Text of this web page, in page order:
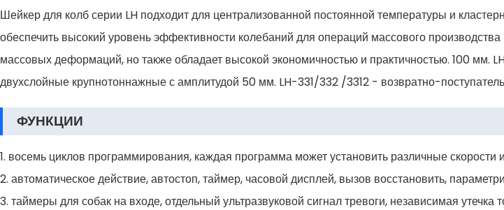
Шейкер для колб серии LH подходит для централизованной постоянной температуры и
обеспечить высокий уровень эффективности колебаний для операций массового
массовых деформаций, но также обладает высокой экономичностью и практичностью. 100
двухслойные крупнотоннажные с амплитудой 50 мм. LH-331/332 /3312 - возвратно-
ФУНКЦИИ
1. восемь циклов программирования, каждая программа может установить различные
2. автоматическое действие, автостоп, таймер, часовой дисплей, вызов восстановить,
3. таймеры для собак на входе, отдельный ультразвуковой сигнал тревоги, независимая